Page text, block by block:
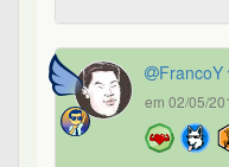
FrancoY
em 02/05/